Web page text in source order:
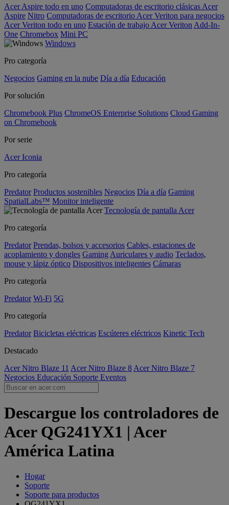
Acer Aspire todo en uno Computadoras de escritorio clásicas Acer
Aspire Nitro Computadoras de escritorio Acer Veriton para negocios
Acer Veriton todo en uno Estación de trabajo Acer Veriton Add-In-
One Chromebox Mini PC
Windows
Pro categoría
Negocios Gaming en la nube Día a día Educación
Por solución
Chromebook Plus ChromeOS Enterprise Solutions Cloud Gaming
on Chromebook
Por serie
Acer Iconia
Pro categoría
Predator Productos sostenibles Negocios Día a día Gaming
SpatialLabs™ Monitor inteligente
Tecnología de pantalla Acer
Pro categoría
Predator Prendas, bolsos y accesorios Cables, estaciones de
acoplamiento y dongles Gaming Auriculares y audio Teclados,
mouse y lápiz óptico Dispositivos inteligentes Cámaras
Pro categoría
Predator Wi-Fi 5G
Pro categoría
Predator Bicicletas eléctricas Escúteres eléctricos Kinetic Tech
Destacado
Acer Nitro Blaze 11 Acer Nitro Blaze 8 Acer Nitro Blaze 7
Negocios Educación Soporte Eventos
Descargue los controladores de
Acer QG241YX1 | Acer
América Latina
Hogar
Soporte
Soporte para productos